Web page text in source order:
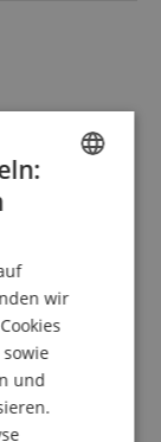
für Meditation
Entspannung
& tiefe
im Sitzen &
€
(AT)
FRENCH
SPANISH
wir
und